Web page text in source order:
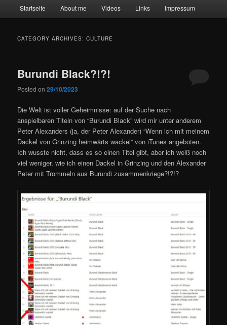
Startseite About me Videos Links Impressum
CATEGORY ARCHIVES:CULTURE
Burundi Black?!?!
Posted on29/10/2023
Die Welt ist voller Geheimnisse: auf der Suche nach
anspielbaren Titeln von “Burundi Black” wird mir unter anderem
Peter Alexanders (ja, der Peter Alexander) “Wenn ich mit meinem
Dackel von Grinzing heimwärts wackel” von iTunes angeboten.
Ich wusste nicht, dass es so einen Titel gibt, aber ich weiß noch
viel weniger, wie ich einen Dackel in Grinzing und den Alexander
Peter mit Trommeln aus Burundi zusammenkriege?!?!?